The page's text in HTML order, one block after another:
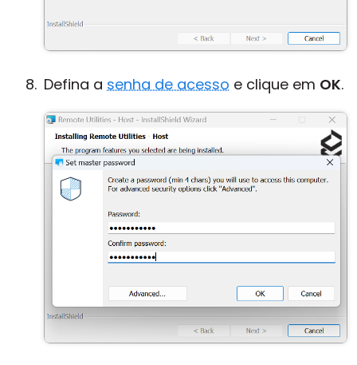
Defina a senha de acesso e clique em OK.